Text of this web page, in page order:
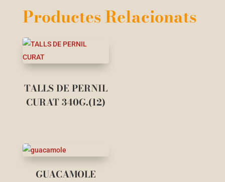
Productes Relacionats
TALLS DE PERNIL
CURAT 340G.(12)
GUACAMOLE